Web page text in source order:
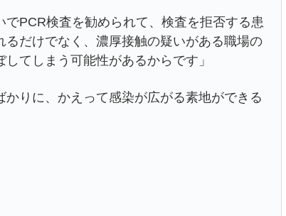
PCR検査を勧められて、検査を拒否する患
だけでなく、濃厚接触の疑いがある職場の
てしまう可能性があるからです」
りに、かえって感染が広がる素地ができる